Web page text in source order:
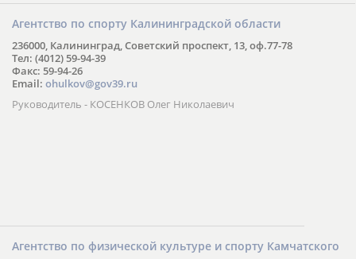
Агентство по спорту Калининградской области
236000, Калининград, Советский проспект, 13, оф.77-78
Тел: (4012) 59-94-39
Факс: 59-94-26
Email: ohulkov@gov39.ru
Руководитель - КОСЕНКОВ Олег Николаевич
Агентство по физической культуре и спорту Камчатского